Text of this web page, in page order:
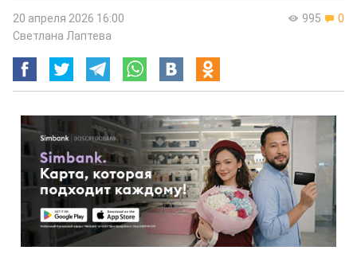
995 0
20 апреля 2026 16:00
Светлана Лаптева